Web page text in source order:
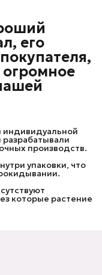
его
индивидуальной
производств.
упаковки, что
которые растение